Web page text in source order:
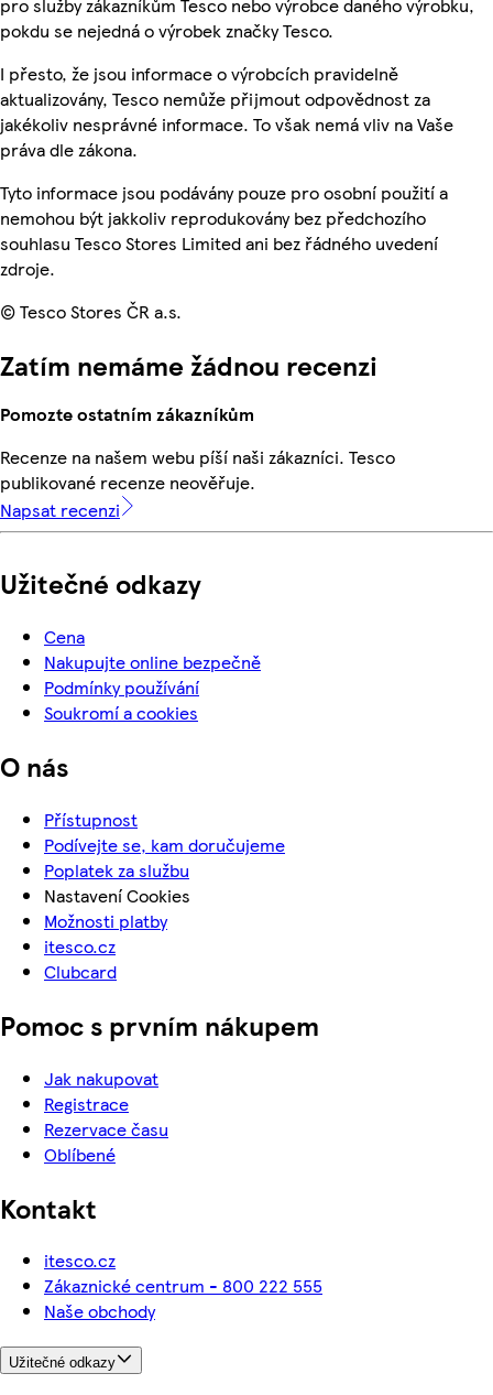
pro služby zákazníkům Tesco nebo výrobce daného výrobku,
pokdu se nejedná o výrobek značky Tesco.
I přesto, že jsou informace o výrobcích pravidelně
aktualizovány, Tesco nemůže přijmout odpovědnost za
jakékoliv nesprávné informace. To však nemá vliv na Vaše
práva dle zákona.
Tyto informace jsou podávány pouze pro osobní použití a
nemohou být jakkoliv reprodukovány bez předchozího
souhlasu Tesco Stores Limited ani bez řádného uvedení
zdroje.
© Tesco Stores ČR a.s.
Zatím nemáme žádnou recenzi
Pomozte ostatním zákazníkům
Recenze na našem webu píší naši zákazníci. Tesco
publikované recenze neověřuje.
Napsat recenzi
Užitečné odkazy
Cena
Nakupujte online bezpečně
Podmínky používání
Soukromí a cookies
O nás
Přístupnost
Podívejte se, kam doručujeme
Poplatek za službu
Nastavení Cookies
Možnosti platby
itesco.cz
Clubcard
Pomoc s prvním nákupem
Jak nakupovat
Registrace
Rezervace času
Oblíbené
Kontakt
itesco.cz
Zákaznické centrum - 800 222 555
Naše obchody
Užitečné odkazy